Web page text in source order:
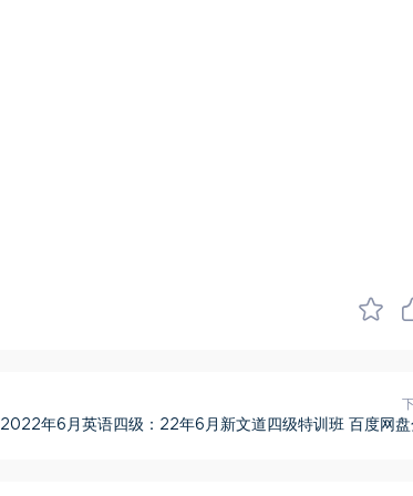
2022年6月英语四级：22年6月新文道四级特训班 百度网盘